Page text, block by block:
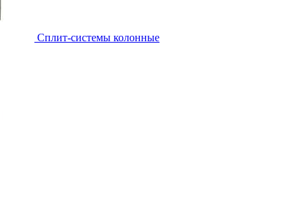
Cплит-системы колонные